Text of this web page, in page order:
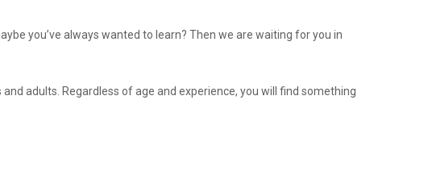
you’ve always wanted to learn? Then we are waiting for you in
adults. Regardless of age and experience, you will find something